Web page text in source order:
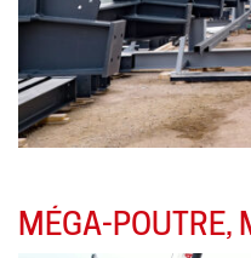
MÉGA-POUTRE,